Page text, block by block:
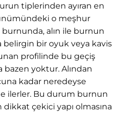
tiplerinden ayıran en
o meşhur
burnunda, alın ile burnun
belirgin bir oyuk veya kavis
profilinde bu geçiş
yoktur. Alından
kadar neredeyse
ilerler. Bu durum burnun
çekici yapı olmasına